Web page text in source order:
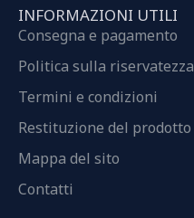
INFORMAZIONI UTILI
Consegna e pagamento
Politica sulla riservatezza
Termini e condizioni
Restituzione del prodotto
Mappa del sito
Contatti